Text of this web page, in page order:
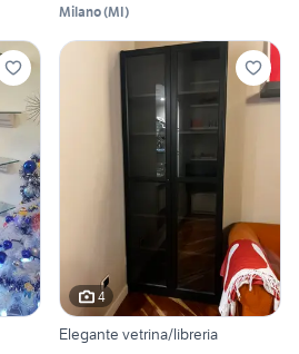
Milano(MI)
4
Elegante vetrina/libreria